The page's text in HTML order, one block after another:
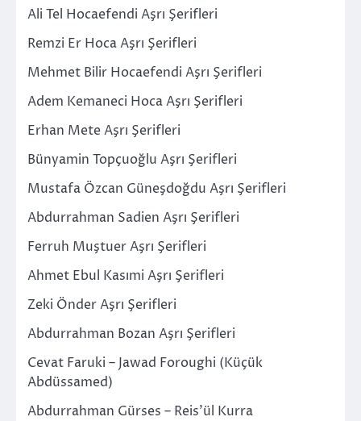
Ali Tel Hocaefendi Aşrı Şerifleri
Remzi Er Hoca Aşrı Şerifleri
Mehmet Bilir Hocaefendi Aşrı Şerifleri
Adem Kemaneci Hoca Aşrı Şerifleri
Erhan Mete Aşrı Şerifleri
Bünyamin Topçuoğlu Aşrı Şerifleri
Mustafa Özcan Güneşdoğdu Aşrı Şerifleri
Abdurrahman Sadien Aşrı Şerifleri
Ferruh Muştuer Aşrı Şerifleri
Ahmet Ebul Kasımi Aşrı Şerifleri
Zeki Önder Aşrı Şerifleri
Abdurrahman Bozan Aşrı Şerifleri
Cevat Faruki – Jawad Foroughi (Küçük
Abdüssamed)
Abdurrahman Gürses – Reis’ül Kurra